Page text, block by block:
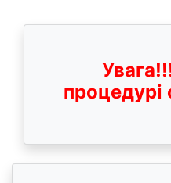
процедурі